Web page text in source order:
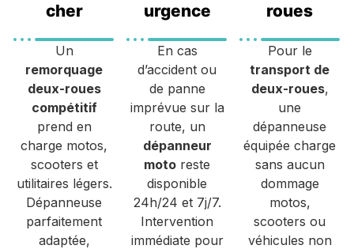
cher
Un
remorquage
deux-roues
compétitif
prend en
charge motos,
scooters et
utilitaires légers.
Dépanneuse
parfaitement
adaptée,
urgence
En cas
d’accident ou
de panne
imprévue sur la
route, un
dépanneur
moto reste
disponible
24h/24 et 7j/7.
Intervention
immédiate pour
roues
Pour le
transport de
deux-roues,
une
dépanneuse
équipée charge
sans aucun
dommage
motos,
scooters ou
véhicules non